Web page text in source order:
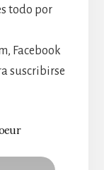
todo por
Facebook
suscribirse